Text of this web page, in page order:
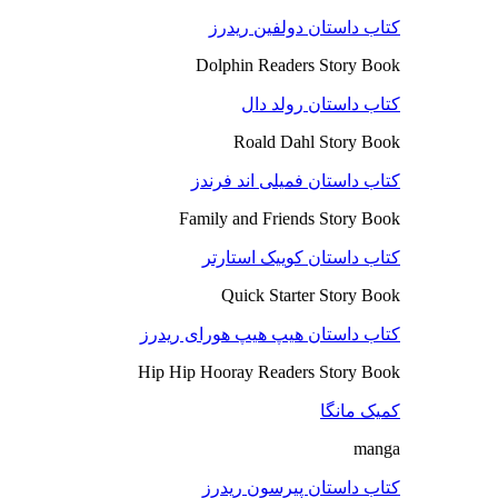
کتاب داستان دولفین ریدرز
Dolphin Readers Story Book
کتاب داستان رولد دال
Roald Dahl Story Book
کتاب داستان فمیلی اند فرندز
Family and Friends Story Book
کتاب داستان کوییک استارتر
Quick Starter Story Book
کتاب داستان هیپ هیپ هورای ریدرز
Hip Hip Hooray Readers Story Book
کمیک مانگا
manga
کتاب داستان پیرسون ریدرز